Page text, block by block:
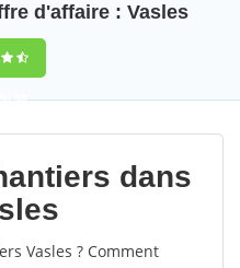
d'affaire : Vasles
58
dans
Vasles ? Comment